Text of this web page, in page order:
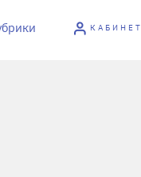
КАБИНЕТ